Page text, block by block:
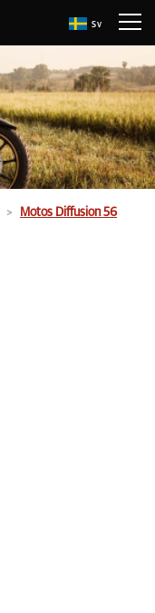
Sv
Motos Diffusion 56